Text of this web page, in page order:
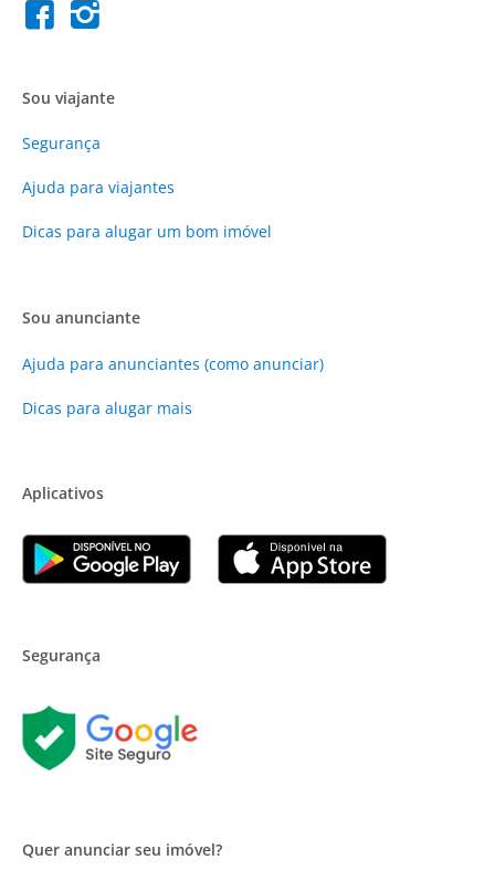
Sou viajante
Segurança
Ajuda para viajantes
Dicas para alugar um bom imóvel
Sou anunciante
Ajuda para anunciantes (como anunciar)
Dicas para alugar mais
Aplicativos
Segurança
Quer anunciar seu imóvel?